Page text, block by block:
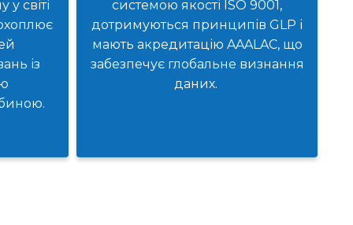
світі
із
системою якості ISO 9001,
дотримуються принципів GLP і
мають акредитацію AAALAC, що
забезпечує глобальне визнання
даних.